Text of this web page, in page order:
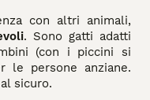
con altri animali,
. Sono gatti adatti
(con i piccini si
le persone anziane.
sicuro.